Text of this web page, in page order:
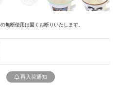
無断使用は固くお断りいたします。
再入荷通知